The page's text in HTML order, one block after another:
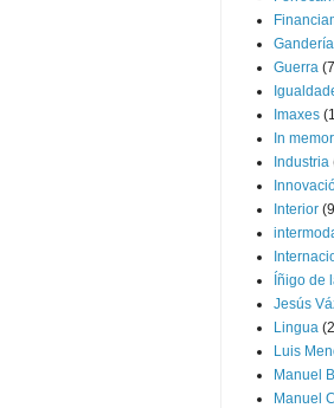
Gandería
Guerra
Imaxes
In
Industria
Interior
Íñigo de
Jesús
Lingua
Luis
Manuel
Manuel